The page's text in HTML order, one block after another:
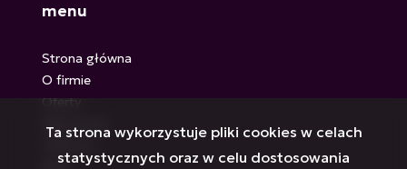
menu
Strona główna
O firmie
Oferty
Zgłoszenia
Ta strona wykorzystuje pliki cookies w celach
statystycznych oraz w celu dostosowania